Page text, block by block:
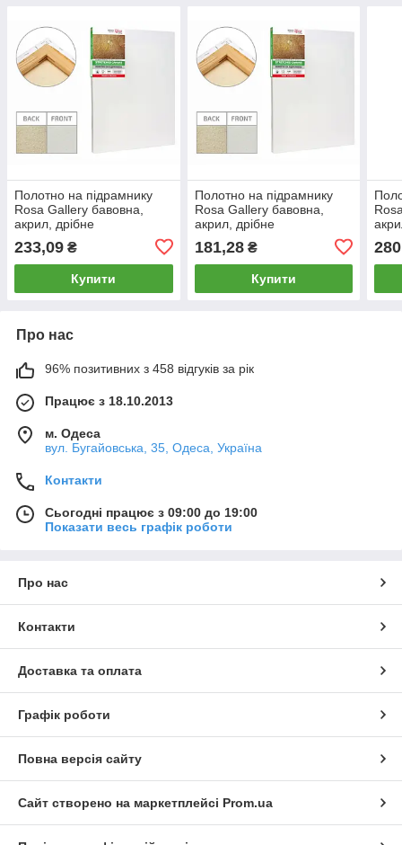
Полотно на підрамнику
Rosa Gallery бавовна,
акрил, дрібне
233,09 ₴
Купити
Полотно на підрамнику
Rosa Gallery бавовна,
акрил, дрібне
181,28₴
Купити
Про нас
96% позитивних з 458 відгуків за рік
Працює з 18.10.2013
м. Одеса
вул. Бугайовська, 35, Одеса, Україна
Контакти
Сьогодні працює з 09:00 до 19:00
Показати весь графік роботи
Про нас
Контакти
Доставка та оплата
Графік роботи
Повна версія сайту
Сайт створено на маркетплейсі Prom.ua